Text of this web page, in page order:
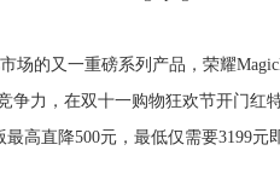
的又一重磅系列产品，荣耀
争力，在双十一购物狂欢节开门红
最高直降500元，最低仅需要3199